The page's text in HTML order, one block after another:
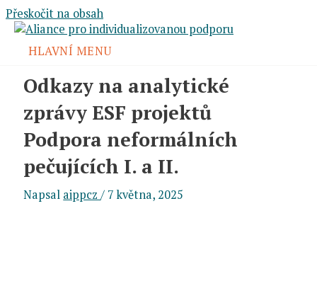
Přeskočit na obsah
HLAVNÍ MENU
Odkazy na analytické
zprávy ESF projektů
Podpora neformálních
pečujících I. a II.
Napsal aippcz/ 7 května, 2025